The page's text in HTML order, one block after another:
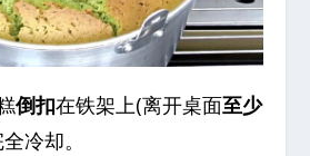
倒扣在铁架上(离开桌面至少
冷却。